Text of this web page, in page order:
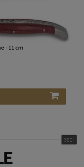
- 11 cm
360°